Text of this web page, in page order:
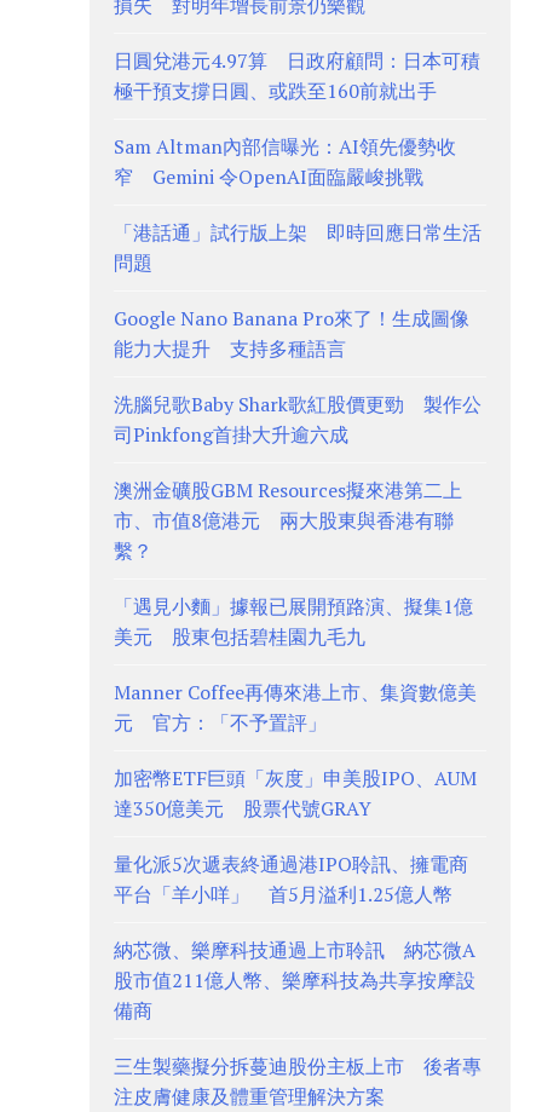
日圓兌港元4.97算 日政府顧問：日本可積
極干預支撐日圓、或跌至160前就出手
Sam Altman內部信曝光：AI領先優勢收
窄 Gemini 令OpenAI面臨嚴峻挑戰
「港話通」試行版上架 即時回應日常生活
問題
Google Nano Banana Pro來了！生成圖像
能力大提升 支持多種語言
洗腦兒歌Baby Shark歌紅股價更勁 製作公
司Pinkfong首掛大升逾六成
澳洲金礦股GBM Resources擬來港第二上
市、市值8億港元 兩大股東與香港有聯
繫？
「遇見小麵」據報已展開預路演、擬集1億
美元 股東包括碧桂園九毛九
Manner Coffee再傳來港上市、集資數億美
元 官方：「不予置評」
加密幣ETF巨頭「灰度」申美股IPO、AUM
達350億美元 股票代號GRAY
量化派5次遞表終通過港IPO聆訊、擁電商
平台「羊小咩」 首5月溢利1.25億人幣
納芯微、樂摩科技通過上市聆訊 納芯微A
股市值211億人幣、樂摩科技為共享按摩設
備商
三生製藥擬分拆蔓迪股份主板上市 後者專
注皮膚健康及體重管理解決方案